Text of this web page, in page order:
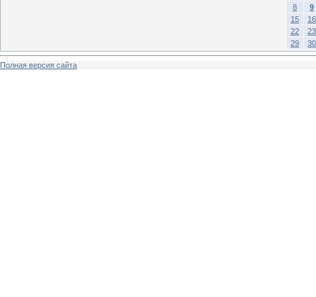
8
9
15
16
22
23
29
30
Полная версия сайта